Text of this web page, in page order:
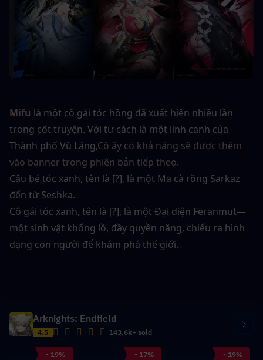
Mifu là một cô gái tóc hồng đã xuất hiện nhiều lần
trong cốt truyện. Với tư cách là một lính canh của
Thành phố Vũ Lăng,Cô ấy có khả năng sẽ được thêm
vào banner trong phiên bản tiếp theo.
Cậu bé tóc xanh, tên là [?], là một Ma cà rồng Sarkaz
đến từ Seshka.
Cô gái tóc xanh, tên là [?], là một Đại diện Feranmut—
một sinh vật khổng lồ, đầy quyền năng, chiếu ra hình
dạng con người để khám phá thế giới.
Arknights: Endfield
4.5 143.6k+ sold
- 19% - 17% - 19%